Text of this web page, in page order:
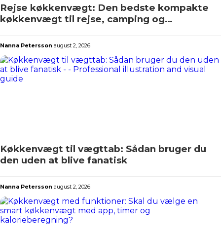
Rejse køkkenvægt: Den bedste kompakte
køkkenvægt til rejse, camping og
Nanna Petersson august 2, 2026
Køkkenvægt til vægttab: Sådan bruger du
den uden at blive fanatisk
Nanna Petersson august 2, 2026